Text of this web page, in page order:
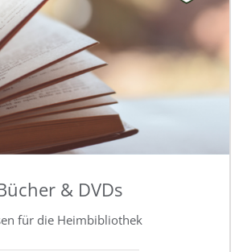
& DVDs
für die Heimbibliothek